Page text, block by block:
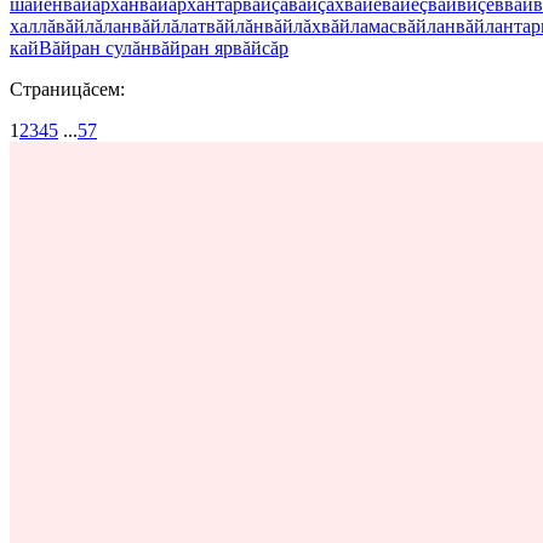
шайĕнвăйăрханвăйăрхантарвăйçăвăйçахвăйĕвăйĕçвăйвиçев
халлăвăйлăланвăйлăлатвăйлăнвăйлăхвăйламасвăйланвăйлантар
кайВăйран сулăнвăйран ярвăйсăр
Страницăсем:
1 2345 ...57